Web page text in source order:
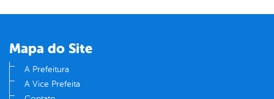
Mapa do Site
A Prefeitura
A Vice Prefeita